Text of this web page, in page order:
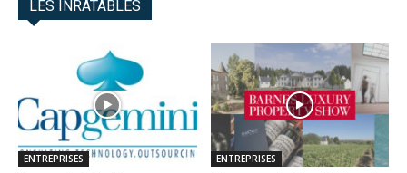
LES INRATABLES
ENTREPRISES ENTREPRISES